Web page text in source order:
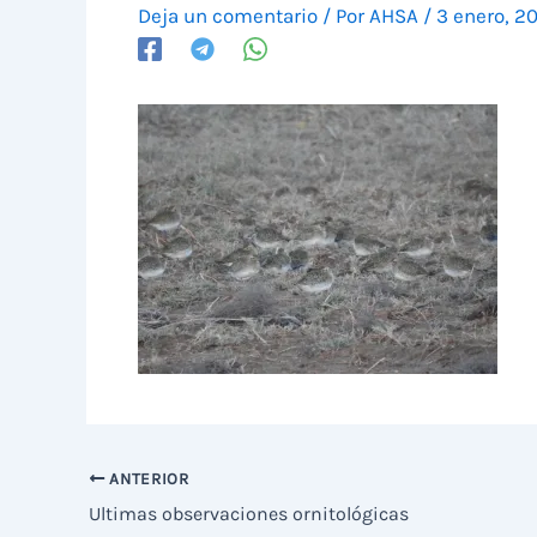
Deja un comentario / Por AHSA / 3 enero,
ANTERIOR
Ultimas observaciones ornitológicas